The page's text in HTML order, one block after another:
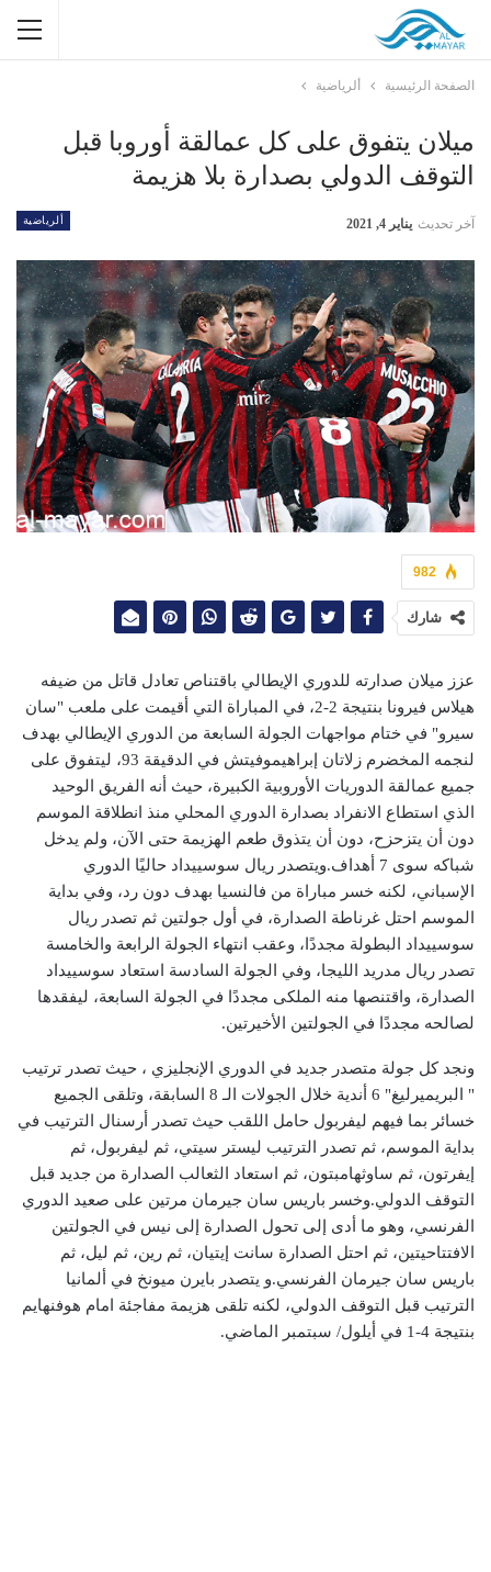
الصفحة الرئيسية ألرياضية
ميلان يتفوق على كل عمالقة أوروبا قبل
التوقف الدولي بصدارة بلا هزيمة
ألرياضية آخر تحديث يناير 4, 2021
982
شارك
عزز ميلان صدارته للدوري الإيطالي باقتناص تعادل قاتل من ضيفه
هيلاس فيرونا بنتيجة 2-2، في المباراة التي أقيمت على ملعب "سان
سيرو" في ختام مواجهات الجولة السابعة من الدوري الإيطالي بهدف
لنجمه المخضرم زلاتان إبراهيموفيتش في الدقيقة 93، ليتفوق على
جميع عمالقة الدوريات الأوروبية الكبيرة، حيث أنه الفريق الوحيد
الذي استطاع الانفراد بصدارة الدوري المحلي منذ انطلاقة الموسم
دون أن يتزحزح، دون أن يتذوق طعم الهزيمة حتى الآن، ولم يدخل
شباكه سوى 7 أهداف.ويتصدر ريال سوسييداد حاليًا الدوري
الإسباني، لكنه خسر مباراة من فالنسيا بهدف دون رد، وفي بداية
الموسم احتل غرناطة الصدارة، في أول جولتين ثم تصدر ريال
سوسييداد البطولة مجددًا، وعقب انتهاء الجولة الرابعة والخامسة
تصدر ريال مدريد الليجا، وفي الجولة السادسة استعاد سوسييداد
الصدارة، واقتنصها منه الملكى مجددًا في الجولة السابعة، ليفقدها
لصالحه مجددًا في الجولتين الأخيرتين.
ونجد كل جولة متصدر جديد في الدوري الإنجليزي ، حيث تصدر ترتيب
" البريميرليغ" 6 أندية خلال الجولات الـ 8 السابقة، وتلقى الجميع
خسائر بما فيهم ليفربول حامل اللقب حيث تصدر أرسنال الترتيب في
بداية الموسم، ثم تصدر الترتيب ليستر سيتي، ثم ليفربول، ثم
إيفرتون، ثم ساوثهامبتون، ثم استعاد الثعالب الصدارة من جديد قبل
التوقف الدولي.وخسر باريس سان جيرمان مرتين على صعيد الدوري
الفرنسي، وهو ما أدى إلى تحول الصدارة إلى نيس في الجولتين
الافتتاحيتين، ثم احتل الصدارة سانت إيتيان، ثم رين، ثم ليل، ثم
باريس سان جيرمان الفرنسي.و يتصدر بايرن ميونخ في ألمانيا
الترتيب قبل التوقف الدولي، لكنه تلقى هزيمة مفاجئة امام هوفنهايم
بنتيجة 4-1 في أيلول/ سبتمبر الماضي.